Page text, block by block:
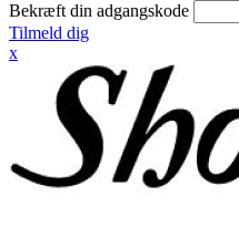
Bekræft din adgangskode
Tilmeld dig
x